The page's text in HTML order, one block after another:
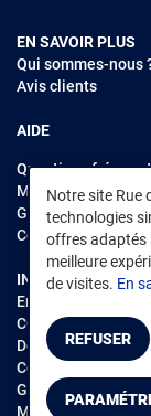
Notre site Rue
technologies
offres adaptés
meilleure
de visites. En
REFUSER
EN SAVOIR PLUS
Qui sommes-nous
Avis clients
AIDE
Questions
Modes de
Garantie et retours
Contacter Rue du
INFORMATIONS
Environnement
CGV /CGU
Données
Cookies
Gérer mes cookies
Mentions légales